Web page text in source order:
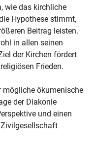
wie das kirchliche
Hypothese stimmt,
Beitrag leisten.
in allen seinen
der Kirchen fördert
Frieden.
ökumenische
der Diakonie
und einen